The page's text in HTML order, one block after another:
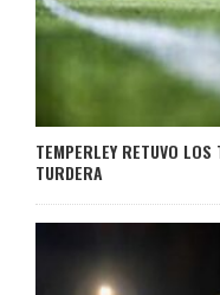
TEMPERLEY RETUVO
TURDERA